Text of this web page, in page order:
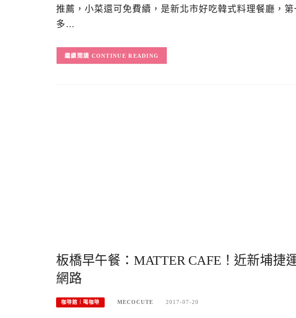
推薦，小菜還可免費續，是新北市好吃韓式料理餐廳，
多…
CONTINUE READING
板橋早午餐：MATTER CAFE！近新埔捷
網路
咖啡館︱喝咖啡 MECOCUTE 2017-07-20